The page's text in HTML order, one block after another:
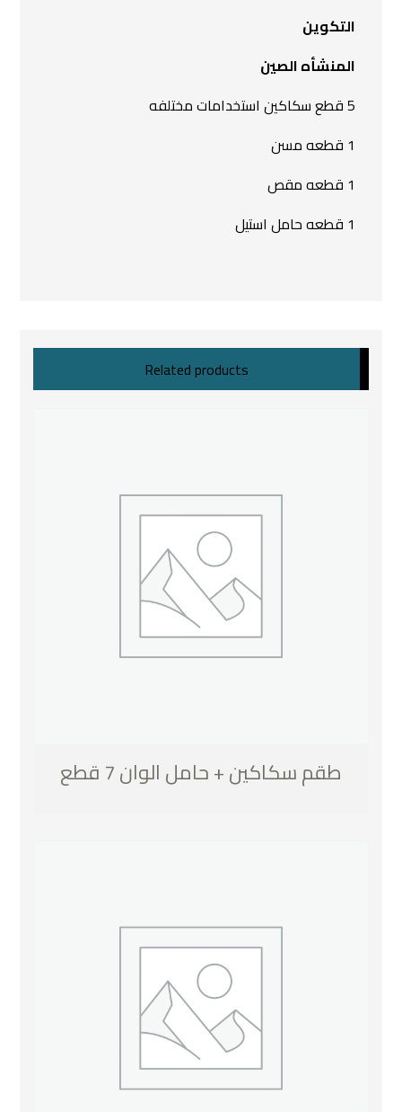
التكوين
المنشأه الصين
5 قطع سكاكين استخدامات مختلفه
1 قطعه مسن
1 قطعه مقص
1 قطعه حامل استيل
Related products
طقم سكاكين + حامل الوان 7 قطع